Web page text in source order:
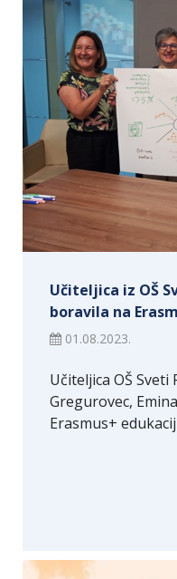
Učiteljica iz OŠ
boravila na
01.08.2023.
Učiteljica OŠ Sveti
Gregurovec,
Erasmus+